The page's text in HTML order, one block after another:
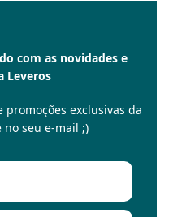
com as novidades e
Leveros
promoções exclusivas da
no seu e-mail ;)